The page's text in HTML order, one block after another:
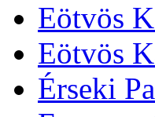
Eötvös
Eötvös
Érseki